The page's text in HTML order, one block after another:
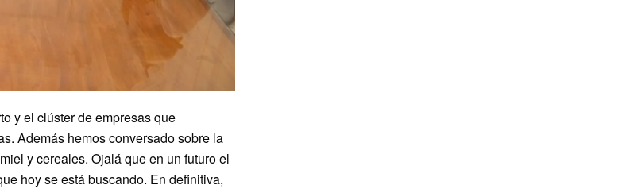
y el clúster de empresas que
Además hemos conversado sobre la
y cereales. Ojalá que en un futuro el
hoy se está buscando. En definitiva,